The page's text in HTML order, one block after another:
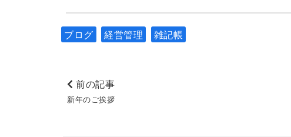
ブログ 経営管理 雑記帳
前の記事
新年のご挨拶